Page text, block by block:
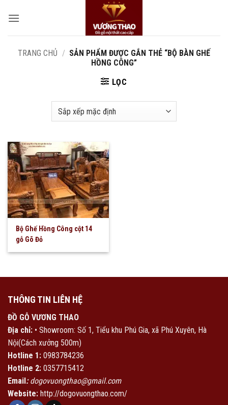
qua
TRANG CHỦ / SẢN PHẨM ĐƯỢC GẮN THẺ “BỘ BÀN GHẾ
HỒNG CÔNG”
LỌC
Bộ Ghế Hồng Công cột 14
gỗ Gõ Đỏ
THÔNG TIN LIÊN HỆ
ĐỒ GỖ VƯƠNG THAO
Địa chỉ: • Showroom: Số 1, Tiểu khu Phú Gia, xã Phú Xuyên, Hà
Nội(Cách xưởng 500m)
Hotline 1: 0983784236
Hotline 2: 0357715412
Email :dogovuongthao@gmail.com
Website: http://dogovuongthao.com/